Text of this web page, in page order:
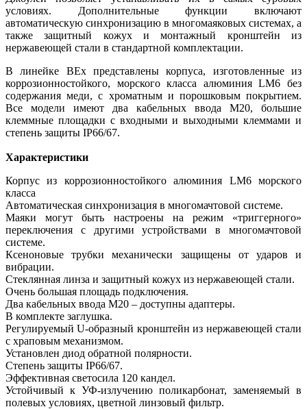
условиях. Дополнительные функции включают
автоматическую синхронизацию в многомаяковых системах, а
также защитный кожух и монтажный кронштейн из
нержавеющей стали в стандартной комплектации.
В линейке BEx представлены корпуса, изготовленные из
коррозионностойкого, морского класса алюминия LM6 без
содержания меди, с хроматным и порошковым покрытием.
Все модели имеют два кабельных ввода M20, большие
клеммные площадки с входными и выходными клеммами и
степень защиты IP66/67.
Характеристики
Корпус из коррозионностойкого алюминия LM6 морского
класса
Автоматическая синхронизация в многомачтовой системе.
Маяки могут быть настроены на режим «триггерного»
переключения с другими устройствами в многомачтовой
системе.
Ксеноновые трубки механически защищены от ударов и
вибрации.
Стеклянная линза и защитный кожух из нержавеющей стали.
Очень большая площадь подключения.
Два кабельных ввода M20 – доступны адаптеры.
В комплекте заглушка.
Регулируемый U-образный кронштейн из нержавеющей стали
с храповым механизмом.
Установлен диод обратной полярности.
Степень защиты IP66/67.
Эффективная светосила 120 кандел.
Устойчивый к УФ-излучению поликарбонат, заменяемый в
полевых условиях, цветной линзовый фильтр.